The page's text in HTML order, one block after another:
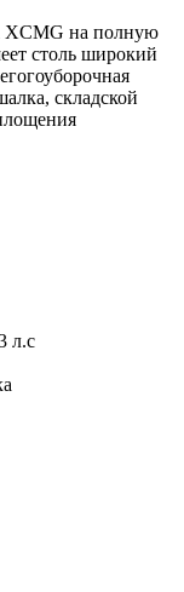
XCMG на полную
столь широкий
складской
л.с